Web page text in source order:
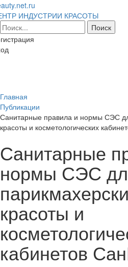
ИНДУСТРИИ КРАСОТЫ
Главная
Публикации
Санитарные правила и нормы СЭС
красоты и косметологических
Санитарные
нормы СЭС
красоты и
кабинетов